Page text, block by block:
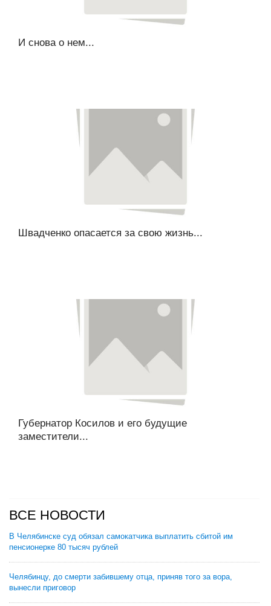
И снова о нем...
Швадченко опасается за свою жизнь...
Губернатор Косилов и его будущие
заместители...
ВСЕ НОВОСТИ
В Челябинске суд обязал самокатчика выплатить сбитой им
пенсионерке 80 тысяч рублей
Челябинцу, до смерти забившему отца, приняв того за вора,
вынесли приговор